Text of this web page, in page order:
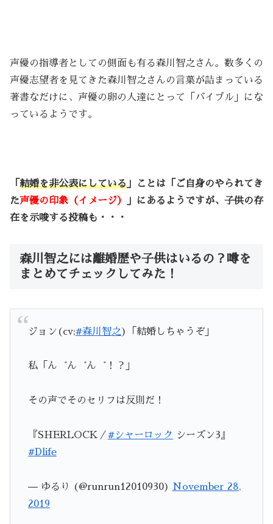
声優の指導者としての側面も有る森川智之さん。数多くの
声優志望者を見てきた森川智之さんの言葉が詰まっている
著書なだけに、声優の卵の人達にとって「バイブル」にな
っているようです。
「 結婚を非公表にしている 」ことは「ご自身のやられてき
た声優の印象（イメージ）
」にあるようですが、子供の存
在を示唆する投稿も・・・
森川智之には離婚歴や子供はいるの？噂を
まとめてチェックしてみた！
ジョン(cv;#森川智之)「結婚しちゃうぞ」
私「ん゛ん゛ん゛！？」
その声でそのセリフは反則だ！
『SHERLOCK／ #シャーロック
シーズン3』
#Dlife
— ゆるり (@runrun12010930)
November 28,
2019